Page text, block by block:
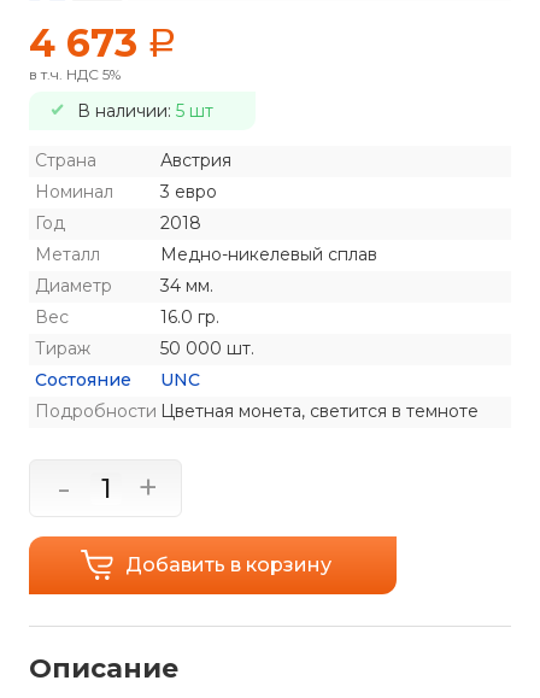
4 673 a
в т.ч. НДС 5%
В наличии: 5 шт
Страна
Австрия
Номинал
3 евро
Год
2018
Металл
Медно-никелевый сплав
Диаметр
34 мм.
Вес
16.0 гр.
Тираж
50 000 шт.
Состояние
UNC
Подробности Цветная монета, светится в темноте
- +
Добавить в корзину
Описание